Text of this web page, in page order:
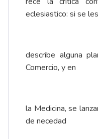
eclesiastico: si se les
describe alguna
Comercio, y en
la Medicina, se
de necedad